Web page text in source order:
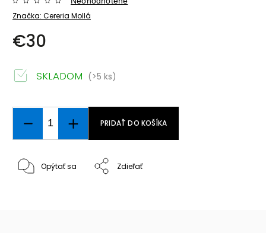
Značka: Cereria Mollá
€30
SKLADOM (>5 ks)
PRIDAŤ DO KOŠÍKA
Opýtať sa Zdieľať